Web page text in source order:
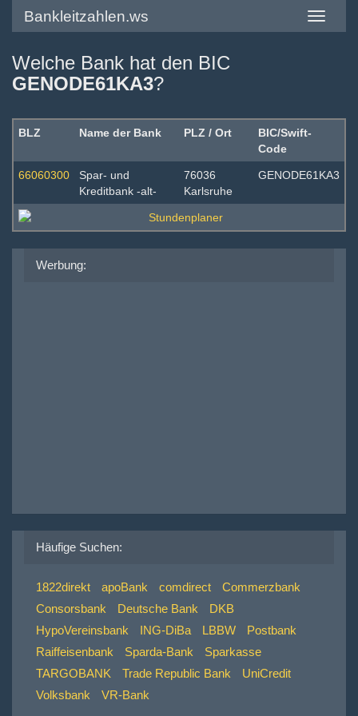
Toggle
Bankleitzahlen.ws
Welche Bank hat den BIC
GENODE61KA3?
BLZ Name der Bank PLZ / Ort
BIC/Swift-
Code
66060300
Spar- und
Kreditbank -alt-
76036
Karlsruhe
GENODE61KA3
Werbung:
Häufige Suchen:
1822direkt apoBank comdirect
Commerzbank
Consorsbank
Deutsche Bank
DKB
HypoVereinsbank
ING-DiBa LBBW
Postbank
Raiffeisenbank
Sparda-Bank
Sparkasse
TARGOBANK
Trade Republic Bank
UniCredit
Volksbank
VR-Bank